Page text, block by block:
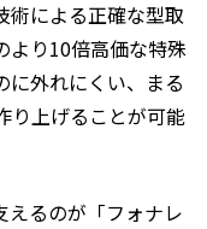
術による正確な型取
より10倍高価な特殊
に外れにくい、まる
り上げることが可能
えるのが「フォナレ